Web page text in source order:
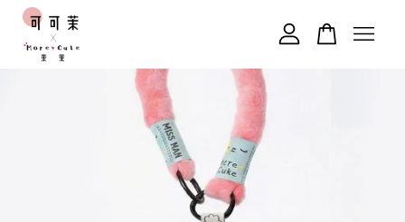
您的購物車目前還是空的。
繼續購物